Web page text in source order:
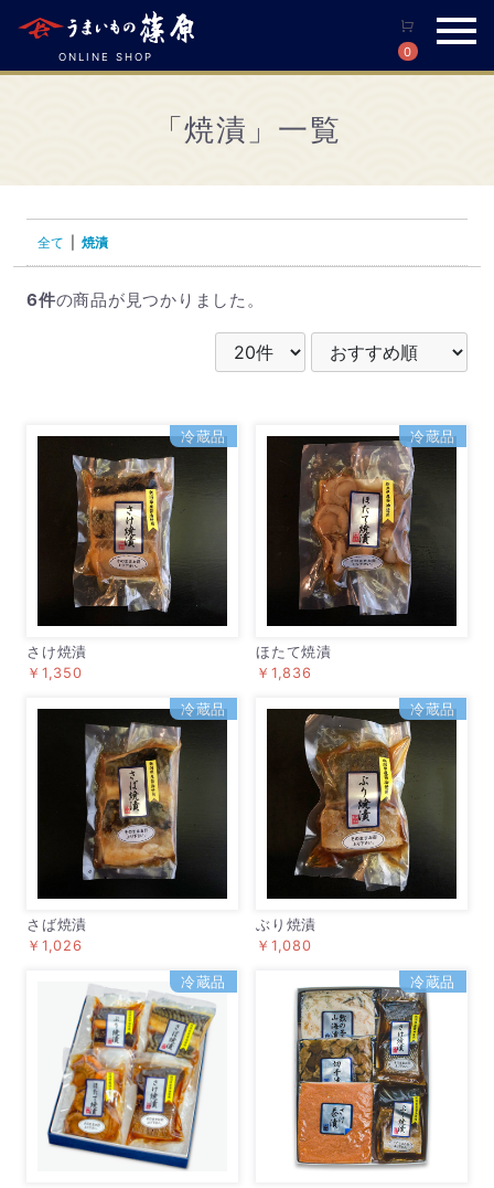
ONLINE SHOP 0
「焼漬」一覧
全て 焼漬
6件の商品が見つかりました。
冷蔵品
さけ焼漬
￥1,350
冷蔵品
ほたて焼漬
￥1,836
冷蔵品
さば焼漬
￥1,026
冷蔵品
ぶり焼漬
￥1,080
冷蔵品 冷蔵品